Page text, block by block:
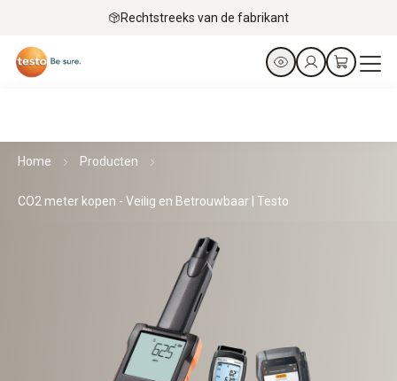
Rechtstreeks van de fabrikant
Home Producten
CO2 meter kopen - Veilig en Betrouwbaar | Testo